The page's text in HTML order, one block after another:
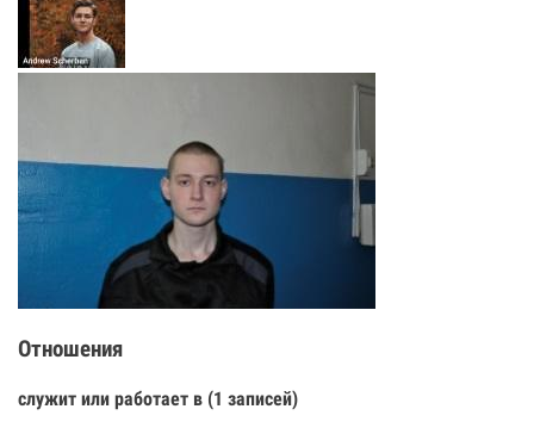
Отношения
служит или работает в (1 записей)